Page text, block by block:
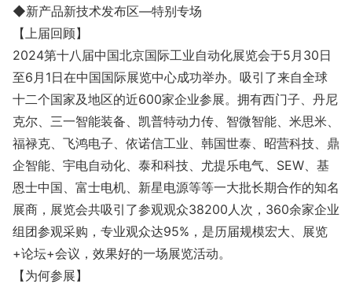
◆新产品新技术发布区—特别专场
【上届回顾】
2024第十八届中国北京国际工业自动化展览会于5月30日
至6月1日在中国国际展览中心成功举办。吸引了来自全球
十二个国家及地区的近600家企业参展。拥有西门子、丹尼
克尔、三一智能装备、凯普特动力传、智微智能、米思米、
福禄克、飞鸿电子、依诺信工业、韩国世泰、昭营科技、鼎
企智能、宇电自动化、泰和科技、尤提乐电气、SEW、基
恩士中国、富士电机、新星电源等等一大批长期合作的知名
展商，展览会共吸引了参观观众38200人次，360余家企业
组团参观采购，专业观众达95%，是历届规模宏大、展览
+论坛+会议，效果好的一场展览活动。
【为何参展】